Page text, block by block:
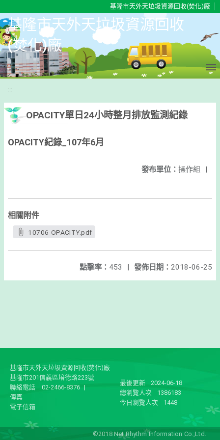
基隆市天外天垃圾資源回收(焚化)廠
基隆市天外天垃圾資源回收
(焚化)廠
:::
OPACITY單日24小時整月排放監測紀錄
OPACITY紀錄_107年6月
發布單位： 操作組 |
相關附件
10706-OPACITY.pdf
發佈日期： 2018-06-25
點擊率： 453 |
基隆市天外天垃圾資源回收(焚化)廠
基隆市201信義區培德路223號
聯絡電話
02-2466-8376 |
傳真
電子信箱
最後更新
2024-06-18
總瀏覽人次
1386183
今日瀏覽人次
1448
©2018 Net Rhythm Information Co.,Ltd.